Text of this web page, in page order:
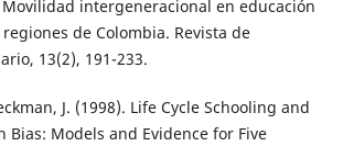
Movilidad intergeneracional en educación
de Colombia. Revista de
13(2), 191-233.
J. (1998). Life Cycle Schooling and
Bias: Models and Evidence for Five